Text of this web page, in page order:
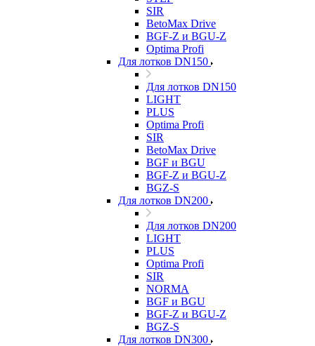
SIR
BetoMax Drive
BGF-Z и BGU-Z
Optima Profi
Для лотков DN150
Для лотков DN150
LIGHT
PLUS
Optima Profi
SIR
BetoMax Drive
BGF и BGU
BGF-Z и BGU-Z
BGZ-S
Для лотков DN200
Для лотков DN200
LIGHT
PLUS
Optima Profi
SIR
NORMA
BGF и BGU
BGF-Z и BGU-Z
BGZ-S
Для лотков DN300